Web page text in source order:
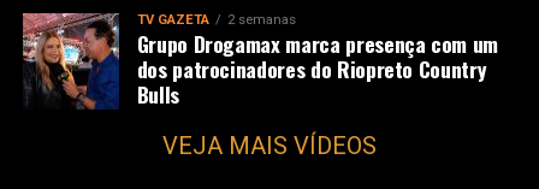
TV GAZETA 2 semanas
Grupo Drogamax marca presença com um
dos patrocinadores do Riopreto Country
Bulls
VEJA MAIS VÍDEOS